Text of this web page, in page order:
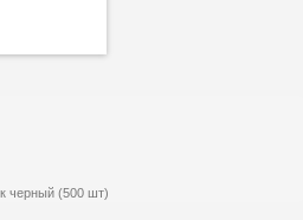
черный (500 шт)